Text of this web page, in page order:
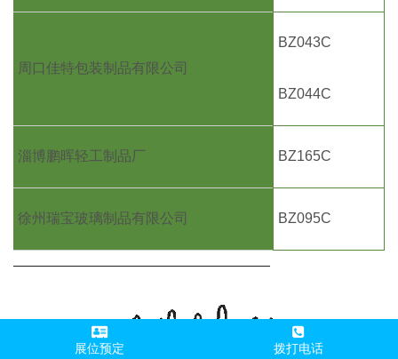
周口佳特包装制品有限公司
BZ043C
BZ044C
淄博鹏晖轻工制品厂 BZ165C
徐州瑞宝玻璃制品有限公司 BZ095C
展位预定 拨打电话